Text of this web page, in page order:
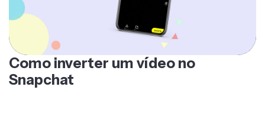
Como inverter um vídeo no
Snapchat